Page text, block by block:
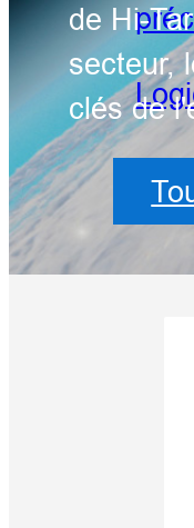
de Hi-
secteur,
clés de